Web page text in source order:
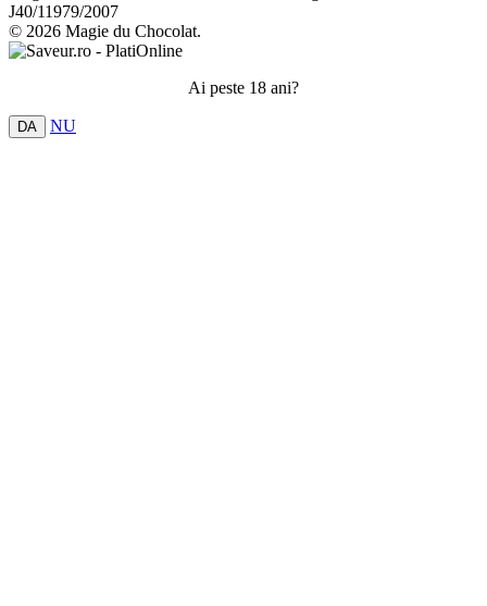
J40/11979/2007
© 2026 Magie du Chocolat.
Ai peste 18 ani?
DA NU